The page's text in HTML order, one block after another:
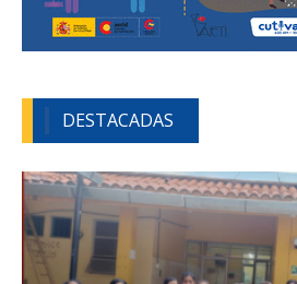
DESTACADAS